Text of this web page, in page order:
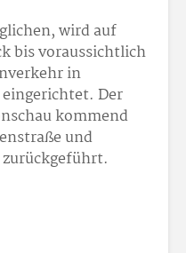
wird auf
bis voraussichtlich
in
Der
kommend
und